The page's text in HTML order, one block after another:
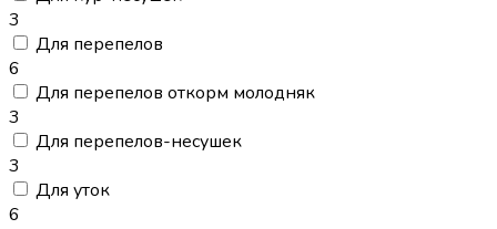
3
Для перепелов
6
Для перепелов откорм молодняк
3
Для перепелов-несушек
3
Для уток
6